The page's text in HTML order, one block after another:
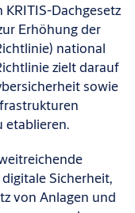
Dachgesetz
Erhöhung der
national
zielt darauf
sowie
etablieren.
Sicherheit,
von Anlagen und